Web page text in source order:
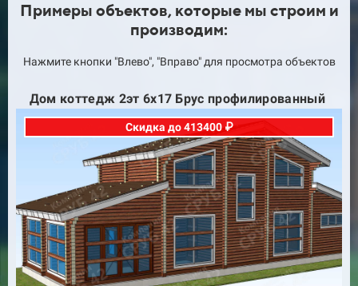
Примеры объектов, которые мы строим и
производим:
Нажмите кнопки "Влево", "Вправо" для просмотра объектов
Дом коттедж 16х18 Брус профилированный
Скидка до 515000 ₽